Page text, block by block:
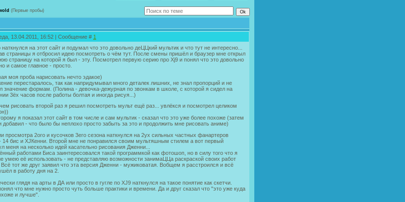
(Первые пробы)
13.04.2011, 16:52 | Сообщение # 1
на этот сайт и подумал что это довольно деЦЦкий мультик и что тут не интересно...
страницы я отбросил идею посмотреть о чём тут. После смены пришёл и браузер мне открыл
страницу на которой я был - эту. Посмотрел первую серию про Xj9 и понял что это довольно
и самое главное - просто.
моя проба нарисовать нечто эдакое)
перестаралось, так как напридумывал много деталек лишних, не знал пропорций и не
значение формам. (Полина - девочка-дежурная по звонкам в школе, с которой я сидел на
3ёх часов после работы болтая и иногда рисуя...)
рисовать второй раз я решил посмотреть мульт ещё раз... увлёкся и посмотрел целиком
я показал этот сайт в том числе и сам мультик - сказал что это уже более похоже (затем
добавил - что было бы неплохо просто забыть за это и продолжить мне рисовать аниме)
просмотра 2ого и кусочков 3его сезона наткнулся на 2ух сильных частных фанартеров
14 бис и XJКенни. Второй мне не понравился своим мультяшным стилем а вот первый
меня на несколько идей касательно рисования Дженни...
работами Биса заинтересовался такой программкой как фотошоп, но в силу того что я
умею её использовать - не представляю возможности занимаЦЦа раскраской своих работ
тот же друг заявил что эта версия Дженни - мужиковатая. Вобщем я расстроился и всё
в работу дня на 2.
глядя на арты в ДА или просто в гугле по XJ9 наткнулся на такое понятие как скетчи.
что мне нужно просто чуть больше практики и времени. Да и друг сказал что "это уже куда
и лучше".